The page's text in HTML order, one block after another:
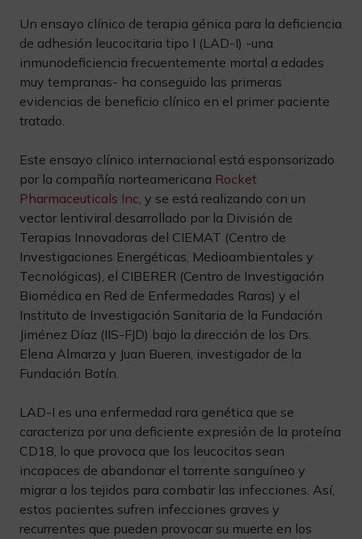
Un ensayo clínico de terapia génica para la deficiencia
de adhesión leucocitaria tipo I (LAD-I) -una
inmunodeficiencia frecuentemente mortal a edades
muy tempranas- ha conseguido las primeras
evidencias de beneficio clínico en el primer paciente
tratado.
Este ensayo clínico internacional está esponsorizado
por la compañía norteamericana Rocket
Pharmaceuticals Inc, y se está realizando con un
vector lentiviral desarrollado por la División de
Terapias Innovadoras del CIEMAT (Centro de
Investigaciones Energéticas, Medioambientales y
Tecnológicas), el CIBERER (Centro de Investigación
Biomédica en Red de Enfermedades Raras) y el
Instituto de Investigación Sanitaria de la Fundación
Jiménez Díaz (IIS-FJD) bajo la dirección de los Drs.
Elena Almarza y Juan Bueren, investigador de la
Fundación Botín.
LAD-I es una enfermedad rara genética que se
caracteriza por una deficiente expresión de la proteína
CD18, lo que provoca que los leucocitos sean
incapaces de abandonar el torrente sanguíneo y
migrar a los tejidos para combatir las infecciones. Así,
estos pacientes sufren infecciones graves y
recurrentes que pueden provocar su muerte en los